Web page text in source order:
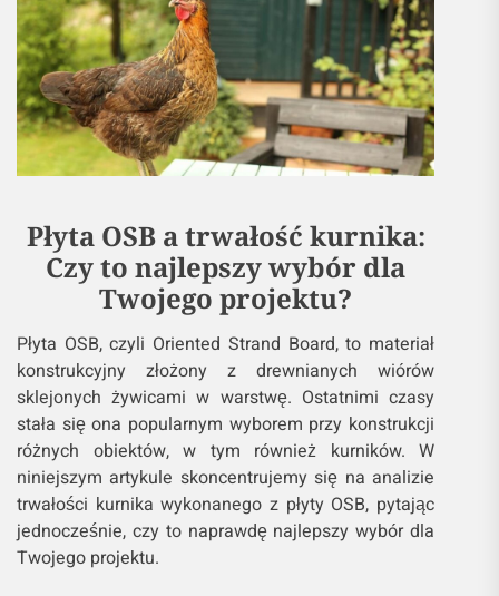
Płyta OSB a trwałość kurnika:
Czy to najlepszy wybór dla
Twojego projektu?
Płyta OSB, czyli Oriented Strand Board, to materiał
konstrukcyjny złożony z drewnianych wiórów
sklejonych żywicami w warstwę. Ostatnimi czasy
stała się ona popularnym wyborem przy konstrukcji
różnych obiektów, w tym również kurników. W
niniejszym artykule skoncentrujemy się na analizie
trwałości kurnika wykonanego z płyty OSB, pytając
jednocześnie, czy to naprawdę najlepszy wybór dla
Twojego projektu.